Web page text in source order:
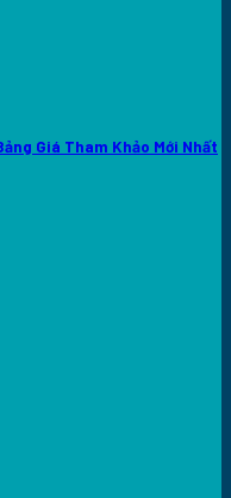
Giá Tham Khảo Mới Nhất